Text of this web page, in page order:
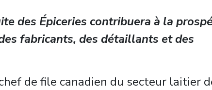
des Épiceries contribuera à la
fabricants, des détaillants et des
de file canadien du secteur laitier